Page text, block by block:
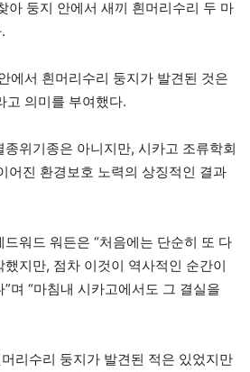
아 둥지 안에서 새끼 흰머리수리 두 마
에서 흰머리수리 둥지가 발견된 것은
고 의미를 부여했다.
위기종은 아니지만, 시카고 조류학회
어진 환경보호 노력의 상징적인 결과
워드 워든은 “처음에는 단순히 또 다
지만, 점차 이것이 역사적인 순간이
며 “마침내 시카고에서도 그 결실을
리수리 둥지가 발견된 적은 있었지만